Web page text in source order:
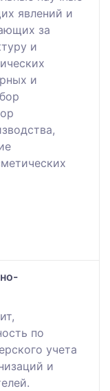
явлений и
за
и
и
по
учета
и